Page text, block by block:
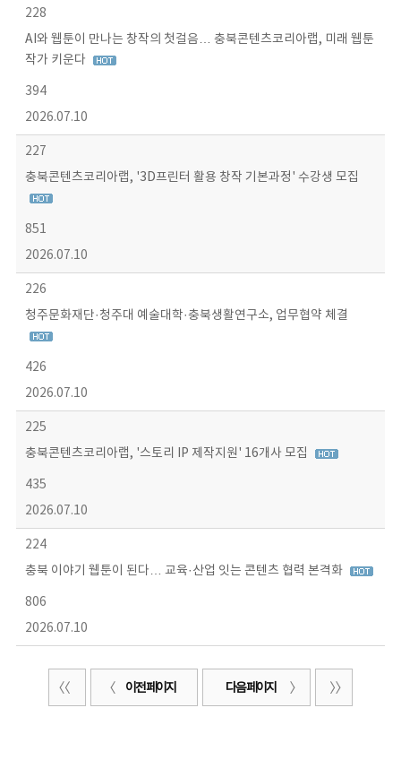
228
AI와 웹툰이 만나는 창작의 첫걸음… 충북콘텐츠코리아랩, 미래 웹툰
작가 키운다
394
2026.07.10
227
충북콘텐츠코리아랩, '3D프린터 활용 창작 기본과정' 수강생 모집
851
2026.07.10
226
청주문화재단·청주대 예술대학·충북생활연구소, 업무협약 체결
426
2026.07.10
225
충북콘텐츠코리아랩, '스토리 IP 제작지원' 16개사 모집
435
2026.07.10
224
충북 이야기 웹툰이 된다… 교육·산업 잇는 콘텐츠 협력 본격화
806
2026.07.10
이전 페이지 다음 페이지